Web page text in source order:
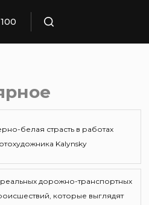
белая страсть в работах
Kalynsky
реальных дорожно-транспортных
которые выглядят